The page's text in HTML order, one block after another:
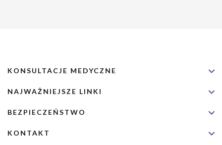
KONSULTACJE MEDYCZNE
NAJWAŻNIEJSZE LINKI
BEZPIECZEŃSTWO
KONTAKT